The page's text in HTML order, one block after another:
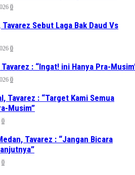
0
Sebut Laga Bak Daud Vs
0
: “Ingat! ini Hanya Pra-
0
Tavarez : “Target Kami Semua
Musim”
0
Tavarez : “Jangan Bicara
0